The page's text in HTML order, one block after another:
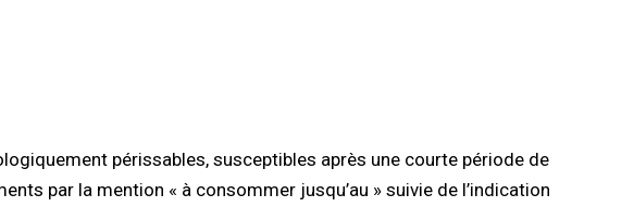
périssables, susceptibles après une courte période de
par la mention « à consommer jusqu’au » suivie de l’indication